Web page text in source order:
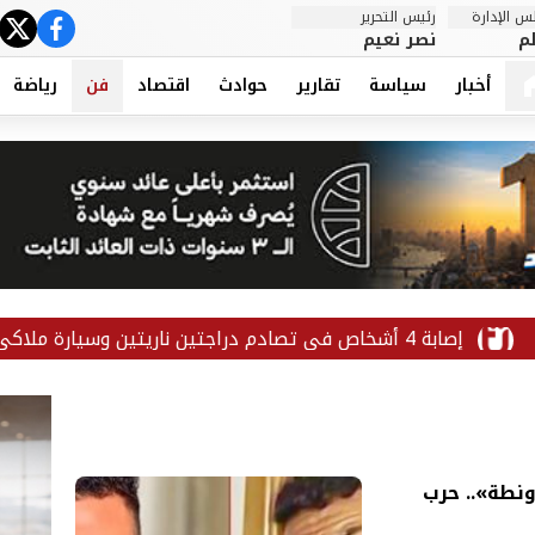
الإدارة رئيس التحرير
نصر نعيم
أخبار سياسة تقارير حوادث اقتصاد فن رياضة
حرب